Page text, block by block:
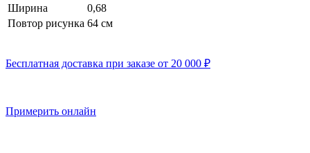
Ширина
0,68
Повтор рисунка 64 cм
Бесплатная доставка при заказе от 20 000 ₽
Примерить онлайн